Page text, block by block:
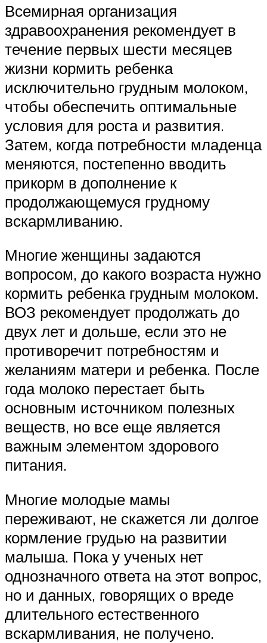
Всемирная организация
здравоохранения рекомендует в
течение первых шести месяцев
жизни кормить ребенка
исключительно грудным молоком,
чтобы обеспечить оптимальные
условия для роста и развития.
Затем, когда потребности младенца
меняются, постепенно вводить
прикорм в дополнение к
продолжающемуся грудному
вскармливанию.
Многие женщины задаются
вопросом, до какого возраста нужно
кормить ребенка грудным молоком.
ВОЗ рекомендует продолжать до
двух лет и дольше, если это не
противоречит потребностям и
желаниям матери и ребенка. После
года молоко перестает быть
основным источником полезных
веществ, но все еще является
важным элементом здорового
питания.
Многие молодые мамы
переживают, не скажется ли долгое
кормление грудью на развитии
малыша. Пока у ученых нет
однозначного ответа на этот вопрос,
но и данных, говорящих о вреде
длительного естественного
вскармливания, не получено.